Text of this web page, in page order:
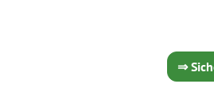
⇒